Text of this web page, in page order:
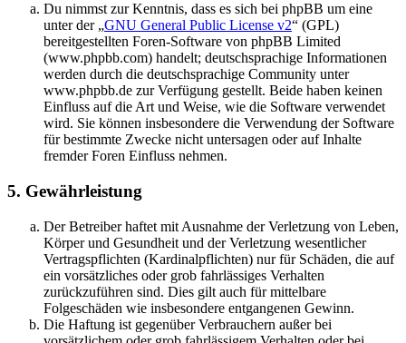
Du nimmst zur Kenntnis, dass es sich bei phpBB um eine
unter der „GNU General Public License v2“ (GPL)
bereitgestellten Foren-Software von phpBB Limited
(www.phpbb.com) handelt; deutschsprachige Informationen
werden durch die deutschsprachige Community unter
www.phpbb.de zur Verfügung gestellt. Beide haben keinen
Einfluss auf die Art und Weise, wie die Software verwendet
wird. Sie können insbesondere die Verwendung der Software
für bestimmte Zwecke nicht untersagen oder auf Inhalte
fremder Foren Einfluss nehmen.
5. Gewährleistung
Der Betreiber haftet mit Ausnahme der Verletzung von Leben,
Körper und Gesundheit und der Verletzung wesentlicher
Vertragspflichten (Kardinalpflichten) nur für Schäden, die auf
ein vorsätzliches oder grob fahrlässiges Verhalten
zurückzuführen sind. Dies gilt auch für mittelbare
Folgeschäden wie insbesondere entgangenen Gewinn.
Die Haftung ist gegenüber Verbrauchern außer bei